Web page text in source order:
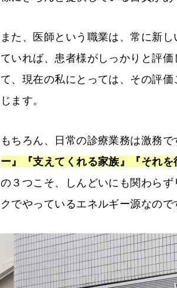
また、医師という職業は、常に新
ていれば、患者様がしっかりと評
て、現在の私にとっては、その評
じます。
もちろん、日常の診療業務は激務
ー』『支えてくれる家族』『それを
の３つこそ、しんどいにも関わら
クでやっているエネルギー源なので